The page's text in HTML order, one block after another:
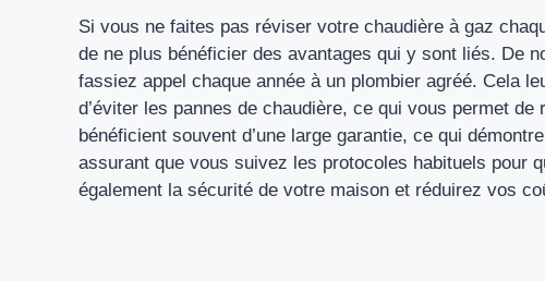
Si vous ne faites pas réviser votre chaudière à gaz
de ne plus bénéficier des avantages qui y sont liés. De
fassiez appel chaque année à un plombier agréé. Cela
d’éviter les pannes de chaudière, ce qui vous permet de
bénéficient souvent d’une large garantie, ce qui
assurant que vous suivez les protocoles habituels pour
également la sécurité de votre maison et réduirez vos